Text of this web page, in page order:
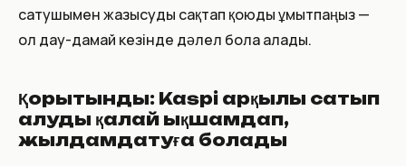
сатушымен жазысуды сақтап қоюды ұмытпаңыз —
ол дау-дамай кезінде дәлел бола алады.
Қорытынды: Kaspi арқылы сатып
алуды қалай ықшамдап,
жылдамдатуға болады